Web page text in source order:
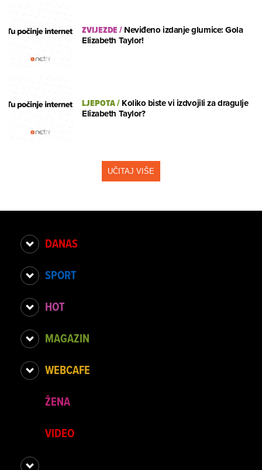
ZVIJEZDE/Neviđeno izdanje glumice: Gola
Elizabeth Taylor!
LJEPOTA/Koliko biste vi izdvojili za dragulje
Elizabeth Taylor?
UČITAJ VIŠE
DANAS
SPORT
HOT
MAGAZIN
WEBCAFE
ŽENA
VIDEO